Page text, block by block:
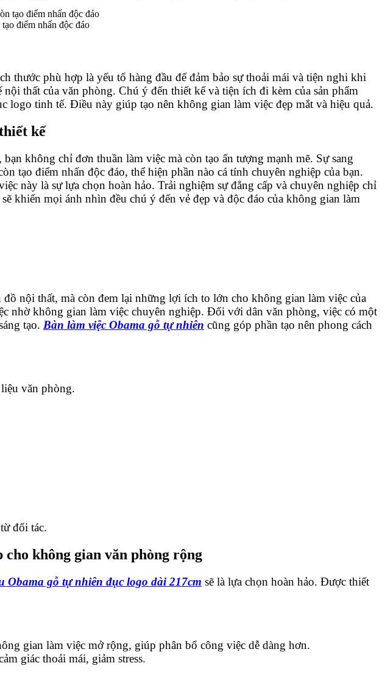
điểm nhấn độc đáo
thước phù hợp là yếu tố hàng đầu để đảm bảo sự thoải mái và tiện nghi khi
thất của văn phòng. Chú ý đến thiết kế và tiện ích đi kèm của sản phẩm
logo tinh tế. Điều này giúp tạo nên không gian làm việc đẹp mắt và hiệu quả.
kế
không chỉ đơn thuần làm việc mà còn tạo ấn tượng mạnh mẽ. Sự sang
tạo điểm nhấn độc đáo, thể hiện phần nào cá tính chuyên nghiệp của bạn.
này là sự lựa chọn hoàn hảo. Trải nghiệm sự đẳng cấp và chuyên nghiệp chỉ
khiến mọi ánh nhìn đều chú ý đến vẻ đẹp và độc đáo của không gian làm
nội thất, mà còn đem lại những lợi ích to lớn cho không gian làm việc của
nhờ không gian làm việc chuyên nghiệp. Đối với dân văn phòng, việc có một
tạo. Bàn làm việc Obama gỗ tự nhiên cũng góp phần tạo nên phong cách
văn phòng.
đối tác.
không gian văn phòng rộng
Obama gỗ tự nhiên đục logo dài 217cm sẽ là lựa chọn hoàn hảo. Được thiết
gian làm việc mở rộng, giúp phân bổ công việc dễ dàng hơn.
giác thoải mái, giảm stress.